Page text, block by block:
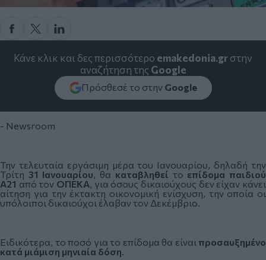
Κάνε κλικ και δες περισσότερο emakedonia.grστην
αναζήτηση της Google
Πρόσθεσέ το στην Google
- Newsroom
Την τελευταία εργάσιμη μέρα του Ιανουαρίου, δηλαδή την
Τρίτη 31 Ιανουαρίου, θακαταβληθεί το επίδομαπαιδιού
Α21 από τον ΟΠΕΚΑ, για όσους δικαιούχους δεν είχαν κάνει
αίτηση για την έκτακτη οικονομική ενίσχυση, την οποία οι
υπόλοιποι δικαιούχοι έλαβαν τον Δεκέμβριο.
Ειδικότερα, το ποσό για το επίδομα θα είναι προσαυξημένο
κατά μιάμιση μηνιαία δόση.